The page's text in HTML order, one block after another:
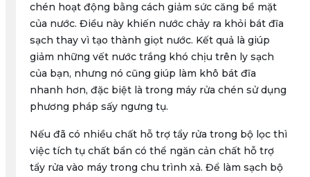
chén hoạt động bằng cách giảm sức căng bề mặt
của nước. Điều này khiến nước chảy ra khỏi bát đĩa
sạch thay vì tạo thành giọt nước. Kết quả là giúp
giảm những vết nước trắng khó chịu trên ly sạch
của bạn, nhưng nó cũng giúp làm khô bát đĩa
nhanh hơn, đặc biệt là trong máy rửa chén sử dụng
phương pháp sấy ngưng tụ.
Nếu đã có nhiều chất hỗ trợ tẩy rửa trong bộ lọc thì
việc tích tụ chất bẩn có thể ngăn cản chất hỗ trợ
tẩy rửa vào máy trong chu trình xả. Để làm sạch bộ